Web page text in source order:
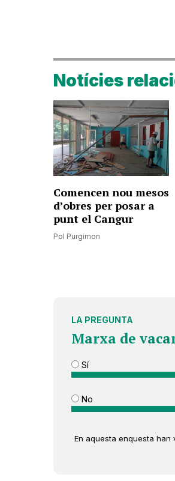
Notícies
Comencen nou mesos
d’obres per posar a
punt el Cangur
Pol Purgimon
LA PREGUNTA
Marxa de
Sí
No
En aquesta enquesta han